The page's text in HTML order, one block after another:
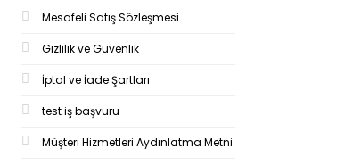
Mesafeli Satış Sözleşmesi
Gizlilik ve Güvenlik
İptal ve İade Şartları
test iş başvuru
Müşteri Hizmetleri Aydınlatma Metni